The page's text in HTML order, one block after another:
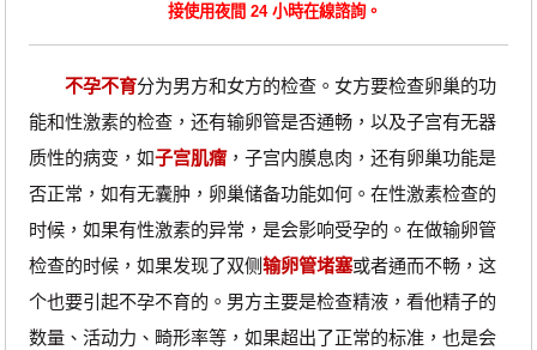
接使用夜間 24 小時在線諮詢。
不孕不育分为男方和女方的检查。女方要检查卵巢的功
能和性激素的检查，还有输卵管是否通畅，以及子宫有无器
质性的病变，如子宫肌瘤，子宫内膜息肉，还有卵巢功能是
否正常，如有无囊肿，卵巢储备功能如何。在性激素检查的
时候，如果有性激素的异常，是会影响受孕的。在做输卵管
检查的时候，如果发现了双侧输卵管堵塞或者通而不畅，这
个也要引起不孕不育的。男方主要是检查精液，看他精子的
数量、活动力、畸形率等，如果超出了正常的标准，也是会